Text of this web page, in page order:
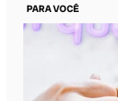
PARA VOCÊ